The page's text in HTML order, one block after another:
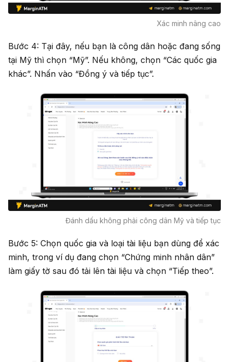
Xác minh nâng cao
Bước 4: Tại đây, nếu bạn là công dân hoặc đang sống
tại Mỹ thì chọn “Mỹ”. Nếu không, chọn “Các quốc gia
khác”. Nhấn vào “Đồng ý và tiếp tục”.
Đánh dấu không phải công dân Mỹ và tiếp tục
Bước 5: Chọn quốc gia và loại tài liệu bạn dùng để xác
minh, trong ví dụ đang chọn “Chứng minh nhân dân”
làm giấy tờ sau đó tải lên tài liệu và chọn “Tiếp theo”.